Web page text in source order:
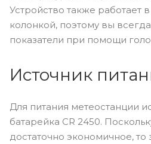
Устройство также работает
колонкой, поэтому вы
показатели при помощи
Источник
Для питания метеостанции
батарейка CR 2450.
достаточно экономичное, то